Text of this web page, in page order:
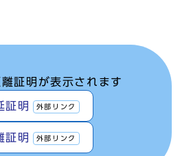
証明が表示されます
証明 外部リンク
証明 外部リンク